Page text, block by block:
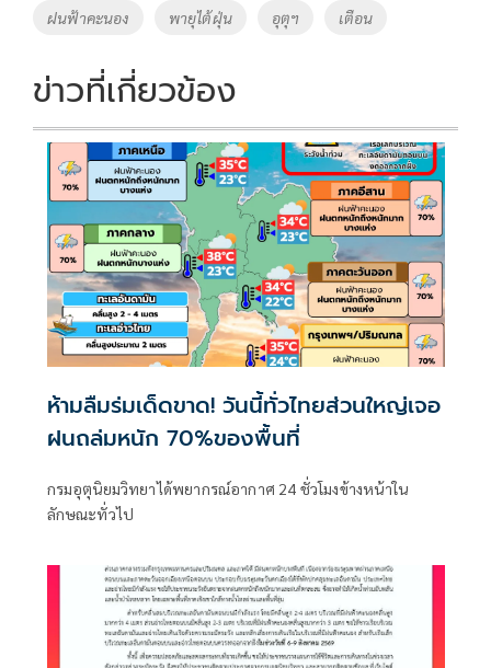
ฝนฟ้าคะนอง พายุไต้ฝุ่น อุตุฯ เตือน
ข่าวที่เกี่ยวข้อง
ห้ามลืมร่มเด็ดขาด! วันนี้ทั่วไทยส่วนใหญ่เจอ
ฝนถล่มหนัก 70%ของพื้นที่
กรมอุตุนิยมวิทยาได้พยากรณ์อากาศ 24 ชั่วโมงข้างหน้าใน
ลักษณะทั่วไป